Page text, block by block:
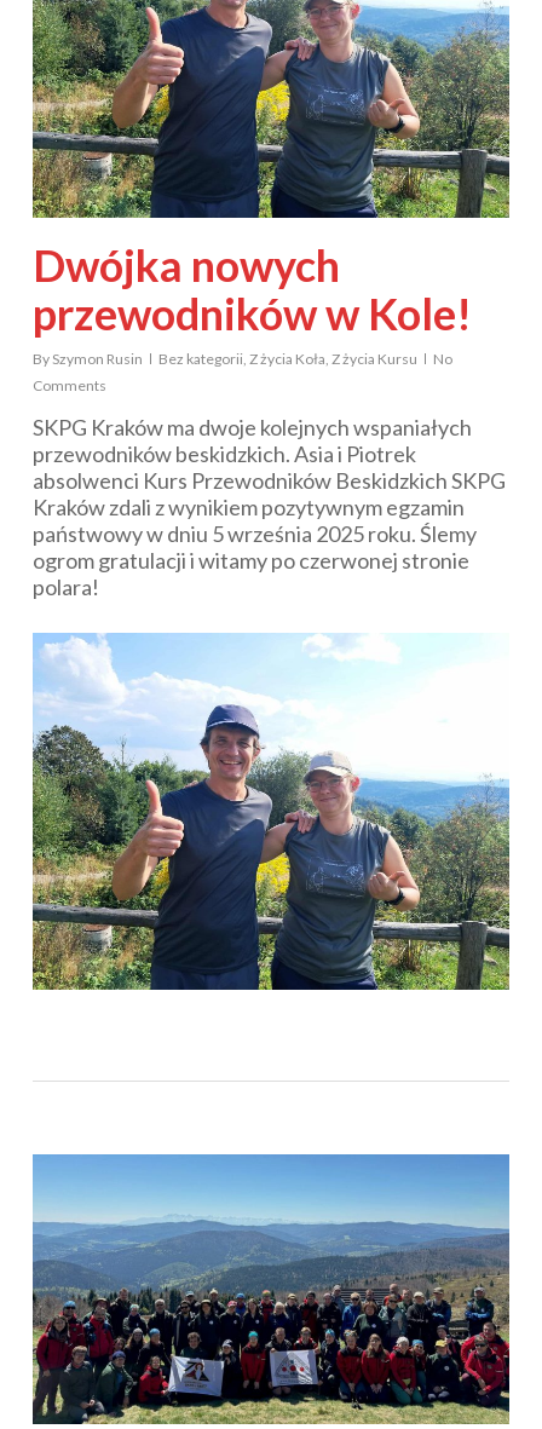
Dwójka nowych
przewodników w Kole!
By Szymon Rusin Bez kategorii Z życia Koła Z życia Kursu
No
Comments
SKPG Kraków ma dwoje kolejnych wspaniałych
przewodników beskidzkich. Asia i Piotrek
absolwenci Kurs Przewodników Beskidzkich SKPG
Kraków zdali z wynikiem pozytywnym egzamin
państwowy w dniu 5 września 2025 roku. Ślemy
ogrom gratulacji i witamy po czerwonej stronie
polara!